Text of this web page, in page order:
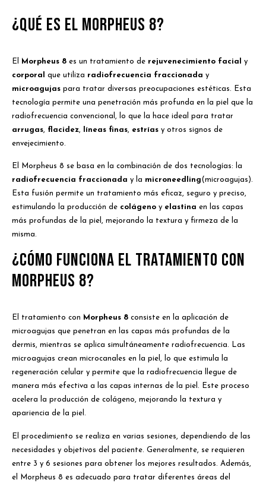
¿Qué es el Morpheus 8?
El Morpheus 8 es un tratamiento de rejuvenecimiento facial
y
corporal
que utiliza radiofrecuencia fraccionada y
microagujas para tratar diversas preocupaciones estéticas. Esta
tecnología permite una penetración más profunda en la piel que la
radiofrecuencia convencional, lo que la hace ideal para tratar
arrugas, flacidez, líneas finas, estrías y otros signos de
envejecimiento.
El Morpheus 8 se basa en la combinación de dos tecnologías: la
radiofrecuencia fraccionada y la microneedling(microagujas).
Esta fusión permite un tratamiento más eficaz, seguro y preciso,
estimulando la producción de colágeno y elastina en las capas
más profundas de la piel, mejorando la textura y firmeza de la
misma.
¿Cómo funciona el tratamiento con
Morpheus 8?
El tratamiento con Morpheus 8 consiste en la aplicación de
microagujas que penetran en las capas más profundas de la
dermis, mientras se aplica simultáneamente radiofrecuencia. Las
microagujas crean microcanales en la piel, lo que estimula la
regeneración celular y permite que la radiofrecuencia llegue de
manera más efectiva a las capas internas de la piel. Este proceso
acelera la producción de colágeno, mejorando la textura y
apariencia de la piel.
El procedimiento se realiza en varias sesiones, dependiendo de las
necesidades y objetivos del paciente. Generalmente, se requieren
entre 3 y 6 sesiones para obtener los mejores resultados. Además,
el Morpheus 8 es adecuado para tratar diferentes áreas del